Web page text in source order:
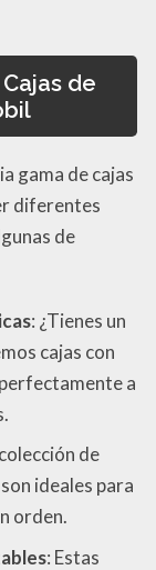
de
gama de cajas
diferentes
de
: ¿Tienes un
cajas con
a
de
ideales para
orden.
: Estas